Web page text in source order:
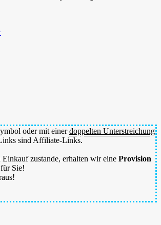
oder mit einerdoppelten Unterstreichung
sind Affiliate-Links.
zustande, erhalten wir eine Provision
Sie!